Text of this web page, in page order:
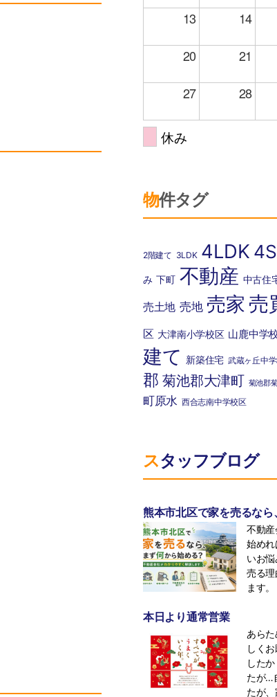
13 14
20 21
27 28
休み
物件タグ
2階建て 3LDK 4LDK
み 下町 不動産 中古住
売土地 売地 売家 売
区 大津南小学校区 山鹿中学
建て 新築住宅 武蔵ヶ丘中
郡 菊池郡大津町 菊池郡
町原水 西合志南中学校区
スタッフブログ
熊本市北区で家を売るなら
不動
始め
いお
売る
ます
本日より通常営業
あら
しく
した
たが…
たが